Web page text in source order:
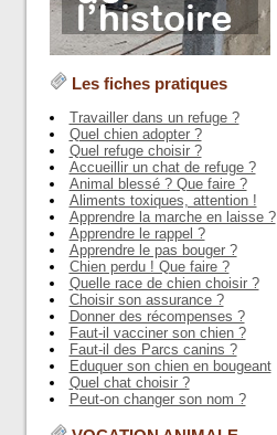
Les fiches pratiques
Travailler dans un refuge ?
Quel chien adopter ?
Quel refuge choisir ?
Accueillir un chat de refuge ?
Animal blessé ? Que faire ?
Aliments toxiques, attention !
Apprendre la marche en laisse ?
Apprendre le rappel ?
Apprendre le pas bouger ?
Chien perdu ! Que faire ?
Quelle race de chien choisir ?
Choisir son assurance ?
Donner des récompenses ?
Faut-il vacciner son chien ?
Faut-il des Parcs canins ?
Eduquer son chien en bougeant
Quel chat choisir ?
Peut-on changer son nom ?